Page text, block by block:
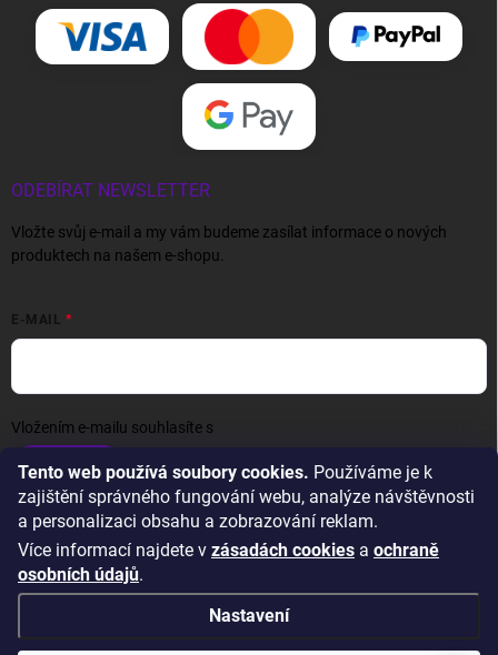
Tento web používá soubory cookies. Používáme je k
zajištění správného fungování webu, analýze návštěvnosti
a personalizaci obsahu a zobrazování reklam.
Více informací najdete v zásadách cookies a ochraně
osobních údajů.
Nastavení
ODEBÍRAT NEWSLETTER
Vložte svůj e-mail a my vám budeme zasílat informace o nových
produktech na našem e-shopu.
E-MAIL
Vložením e-mailu souhlasíte s
Přihlásit se